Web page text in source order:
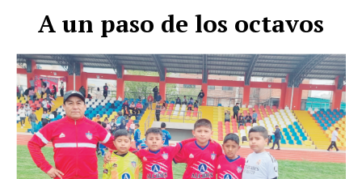
A un paso de los octavos